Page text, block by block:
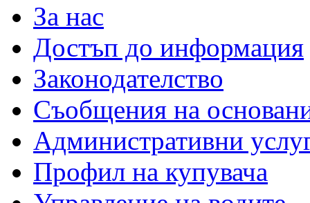
За нас
Достъп до информация
Законодателство
Съобщения на
Административни
Профил на купувача